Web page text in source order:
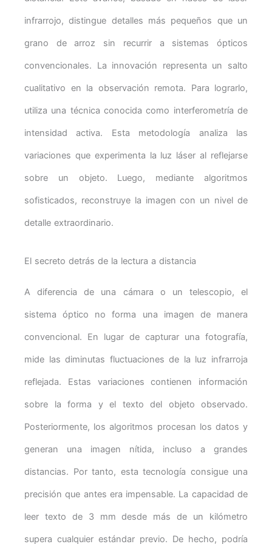
infrarrojo, distingue detalles más pequeños que un
grano de arroz sin recurrir a sistemas ópticos
convencionales. La innovación representa un salto
cualitativo en la observación remota. Para lograrlo,
utiliza una técnica conocida como interferometría de
intensidad activa. Esta metodología analiza las
variaciones que experimenta la luz láser al reflejarse
sobre un objeto. Luego, mediante algoritmos
sofisticados, reconstruye la imagen con un nivel de
detalle extraordinario.
El secreto detrás de la lectura a distancia
A diferencia de una cámara o un telescopio, el
sistema óptico no forma una imagen de manera
convencional. En lugar de capturar una fotografía,
mide las diminutas fluctuaciones de la luz infrarroja
reflejada. Estas variaciones contienen información
sobre la forma y el texto del objeto observado.
Posteriormente, los algoritmos procesan los datos y
generan una imagen nítida, incluso a grandes
distancias. Por tanto, esta tecnología consigue una
precisión que antes era impensable. La capacidad de
leer texto de 3 mm desde más de un kilómetro
supera cualquier estándar previo. De hecho, podría